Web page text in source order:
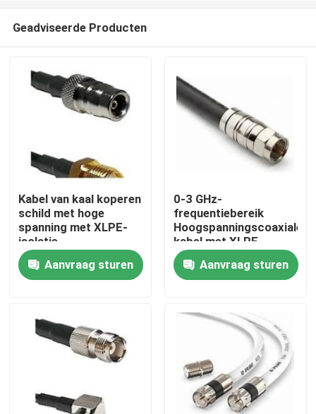
Thuis
Over ons
Fabrieksreis
Geadviseerde Producten
Kabel van kaal koperen
schild met hoge
spanning met XLPE-
isolatie
Aanvraag sturen
0-3 GHz-
frequentiebereik
Hoogspanningscoaxiale
kabel met XLPE-
isolatie en PVC-mantel
Aanvraag sturen